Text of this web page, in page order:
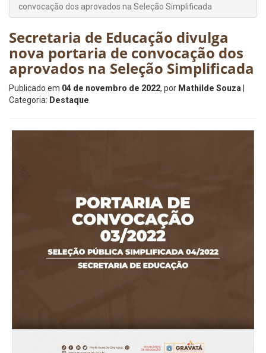
convocação dos aprovados na Seleção Simplificada
Secretaria de Educação divulga
nova portaria de convocação dos
aprovados na Seleção Simplificada
Publicado em 04 de novembro de 2022, por Mathilde Souza
Categoria: Destaque